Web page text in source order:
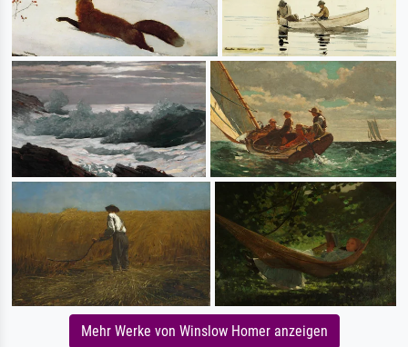
Mehr Werke von Winslow Homer anzeigen